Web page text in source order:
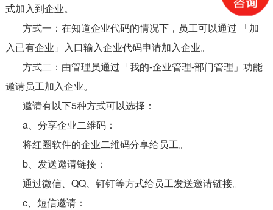
式加入到企业。
方式一：在知道企业代码的情况下，员工可以通过 「加
入已有企业」入口输入企业代码申请加入企业。
方式二：由管理员通过「我的-企业管理-部门管理」功能
邀请员工加入企业。
邀请有以下5种方式可以选择：
a、分享企业二维码：
将红圈软件的企业二维码分享给员工。
b、发送邀请链接：
通过微信、QQ、钉钉等方式给员工发送邀请链接。
c、短信邀请：